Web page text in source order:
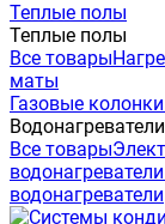
Теплые полы
Теплые полы
Все товары
маты
Газовые колонки
Водонагреватели
Все товары
водонагреватели
водонагреватели